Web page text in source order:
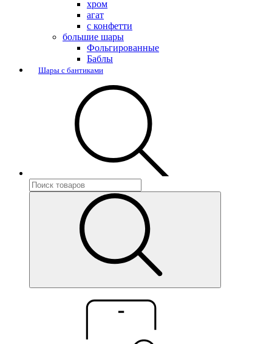
хром
агат
с конфетти
большие шары
Фольгированные
Баблы
Шары с бантиками